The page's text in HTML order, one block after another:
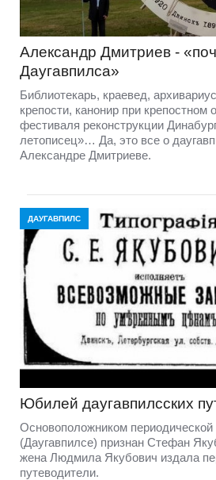
Александр Дмитриев -
Даугавпилса»
Библиотекарь, краевед,
крепости, канонир при крепостном
фестиваля реконструкции
летописец»… Да, это все о
Александре Дмитриеве.
ДАУГАВПИЛС
Юбилей даугавпилсских
Основоположником периодической
(Даугавпилсе) признан Стефан
жена Людмила Якубович издала
путеводители.